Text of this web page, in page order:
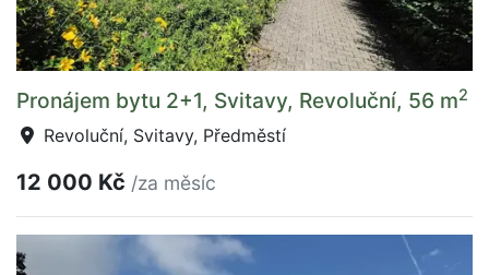
Pronájem bytu 2+1, Svitavy, Revoluční, 56 m2
Revoluční, Svitavy, Předměstí
12 000 Kč /za měsíc